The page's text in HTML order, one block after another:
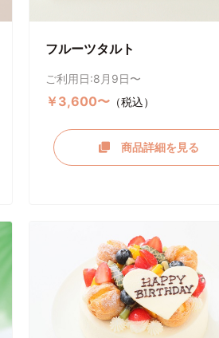
フルーツタルト
ご利用日:8月9日〜
￥3,600〜 （税込）
商品詳細を見る